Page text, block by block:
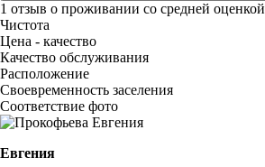
1 отзыв о проживании со средней оценкой
Чистота
Цена - качество
Качество обслуживания
Расположение
Своевременность заселения
Соответствие фото
Евгения